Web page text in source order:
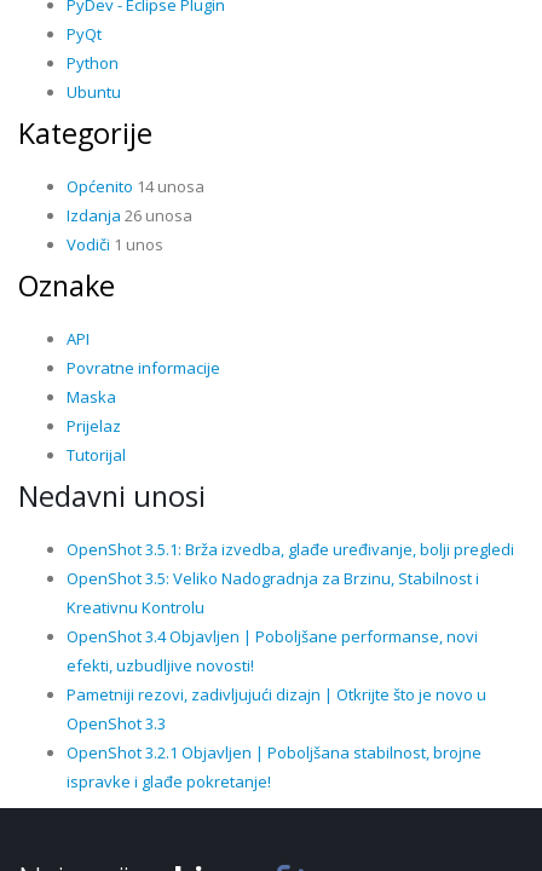
PyDev - Eclipse Plugin
PyQt
Python
Ubuntu
Kategorije
Općenito 14 unosa
Izdanja 26 unosa
Vodiči 1 unos
Oznake
API
Povratne informacije
Maska
Prijelaz
Tutorijal
Nedavni unosi
OpenShot 3.5.1: Brža izvedba, glađe uređivanje, bolji pregledi
OpenShot 3.5: Veliko Nadogradnja za Brzinu, Stabilnost i
Kreativnu Kontrolu
OpenShot 3.4 Objavljen | Poboljšane performanse, novi
efekti, uzbudljive novosti!
Pametniji rezovi, zadivljujući dizajn | Otkrijte što je novo u
OpenShot 3.3
OpenShot 3.2.1 Objavljen | Poboljšana stabilnost, brojne
ispravke i glađe pokretanje!